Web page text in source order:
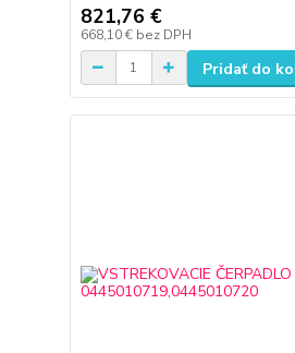
821,76 €
668,10 € bez DPH
Pridať do